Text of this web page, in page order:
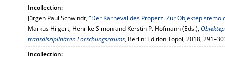
Incollection:
Jürgen Paul Schwindt, "Der Karneval des Properz. Zur
Markus Hilgert, Henrike Simon and Kerstin P. Hofmann (Eds.),
transdisziplinären Forschungsraums, Berlin: Edition Topoi, 2018,
Incollection: